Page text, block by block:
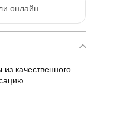
онлайн
качественного